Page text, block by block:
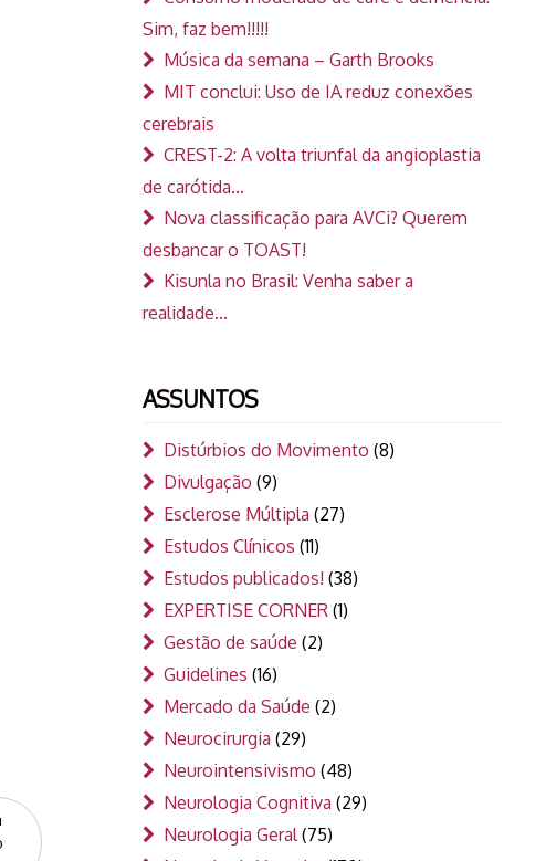
Sim, faz bem!!!!!
Música da semana – Garth Brooks
MIT conclui: Uso de IA reduz conexões
cerebrais
CREST-2: A volta triunfal da angioplastia
de carótida…
Nova classificação para AVCi? Querem
desbancar o TOAST!
Kisunla no Brasil: Venha saber a
realidade…
ASSUNTOS
Distúrbios do Movimento (8)
Divulgação (9)
Esclerose Múltipla (27)
Estudos Clínicos (11)
Estudos publicados! (38)
EXPERTISE CORNER (1)
Gestão de saúde (2)
Guidelines (16)
Mercado da Saúde (2)
Neurocirurgia (29)
Neurointensivismo (48)
Neurologia Cognitiva (29)
Neurologia Geral(75)